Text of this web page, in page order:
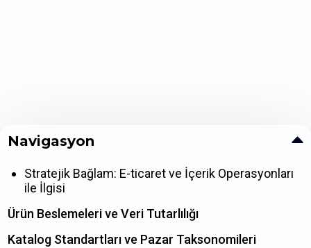
Navigasyon
Stratejik Bağlam: E-ticaret ve İçerik Operasyonları
ile İlgisi
Ürün Beslemeleri ve Veri Tutarlılığı
Katalog Standartları ve Pazar Taksonomileri